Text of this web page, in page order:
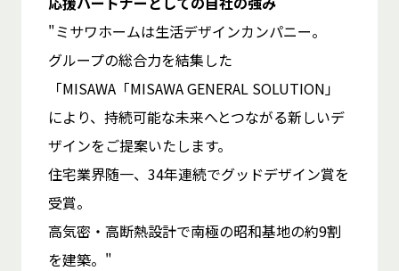
"ミサワホームは生活デザインカンパニー。
グループの総合力を結集した
「MISAWA「MISAWA GENERAL SOLUTION」
により、持続可能な未来へとつながる新しいデ
ザインをご提案いたします。
住宅業界随一、34年連続でグッドデザイン賞を
受賞。
高気密・高断熱設計で南極の昭和基地の約9割
を建築。"